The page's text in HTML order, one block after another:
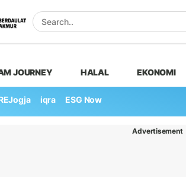
JOURNEY HALAL EKONOMI
iqra ESG Now
Advertisement